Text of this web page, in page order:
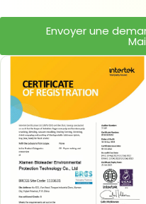
Envoyer une